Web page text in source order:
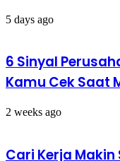
5 days ago
6 Sinyal
Kamu Cek Saat
2 weeks ago
Cari Kerja Makin